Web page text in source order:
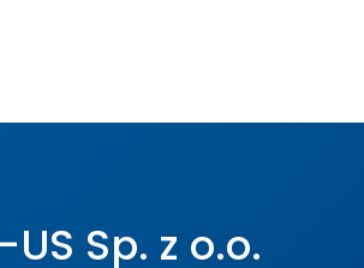
US Sp. z o.o.